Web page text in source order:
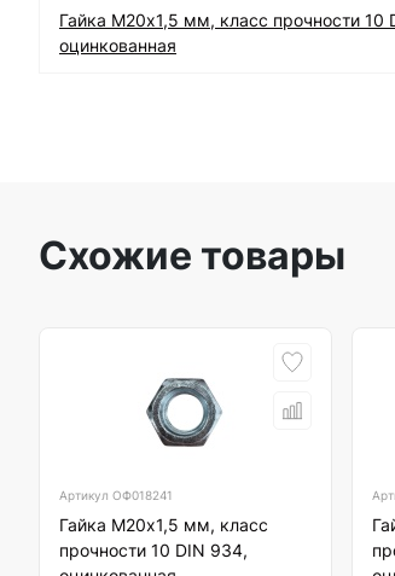
Гайка М20х1,5 мм, класс прочности 10
оцинкованная
Схожие товары
Артикул ОФ018241
Гайка М20х1,5 мм, класс
прочности 10 DIN 934,